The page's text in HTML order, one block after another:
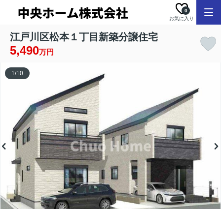
お気に入り
0
江戸川区松本１丁目新築分譲住宅
5,490万円
1/10